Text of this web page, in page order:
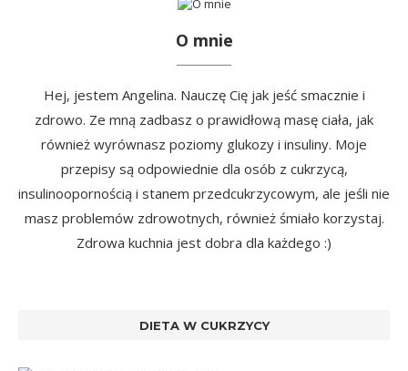
O mnie
Hej, jestem Angelina. Nauczę Cię jak jeść smacznie i
zdrowo. Ze mną zadbasz o prawidłową masę ciała, jak
również wyrównasz poziomy glukozy i insuliny. Moje
przepisy są odpowiednie dla osób z cukrzycą,
insulinoopornością i stanem przedcukrzycowym, ale jeśli nie
masz problemów zdrowotnych, również śmiało korzystaj.
Zdrowa kuchnia jest dobra dla każdego :)
DIETA W CUKRZYCY